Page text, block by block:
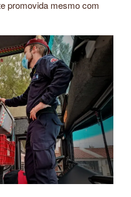
promovida mesmo com